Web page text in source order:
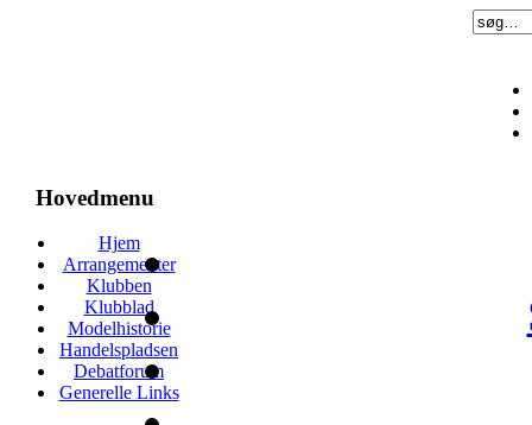
Hovedmenu
Hjem
Arrangementer
Klubben
Klubblad
Modelhistorie
Handelspladsen
Debatforum
Generelle Links